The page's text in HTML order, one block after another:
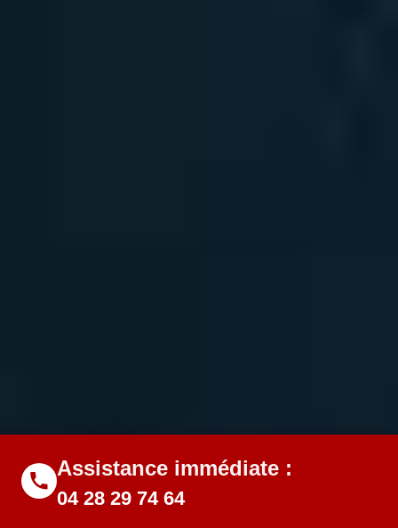
Assistance immédiate :
04 28 29 74 64